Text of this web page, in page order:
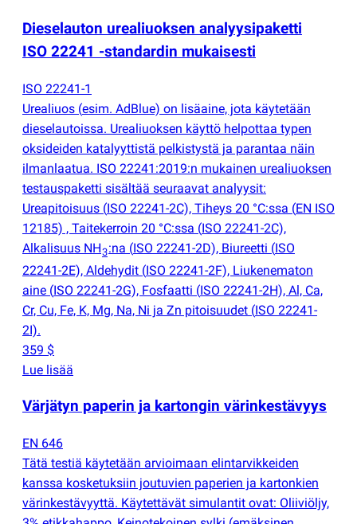
Dieselauton urealiuoksen analyysipaketti
ISO 22241 -standardin mukaisesti
ISO 22241-1
Urealiuos (esim. AdBlue) on lisäaine, jota käytetään
dieselautoissa. Urealiuoksen käyttö helpottaa typen
oksideiden katalyyttistä pelkistystä ja parantaa näin
ilmanlaatua. ISO 22241:2019:n mukainen urealiuoksen
testauspaketti sisältää seuraavat analyysit:
Ureapitoisuus (ISO 22241-2C), Tiheys 20 °C:ssa (EN ISO
12185) , Taitekerroin 20 °C:ssa (ISO 22241-2C),
Alkalisuus NH3:na (ISO 22241-2D), Biureetti (ISO
22241-2E), Aldehydit (ISO 22241-2F), Liukenematon
aine (ISO 22241-2G), Fosfaatti (ISO 22241-2H), Al, Ca,
Cr, Cu, Fe, K, Mg, Na, Ni ja Zn pitoisuudet (ISO 22241-
2I).
359 $
Lue lisää
Värjätyn paperin ja kartongin värinkestävyys
EN 646
Tätä testiä käytetään arvioimaan elintarvikkeiden
kanssa kosketuksiin joutuvien paperien ja kartonkien
värinkestävyyttä. Käytettävät simulantit ovat: Oliiviöljy,